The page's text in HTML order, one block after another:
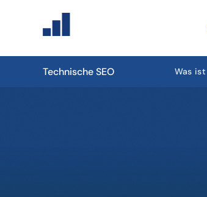
Technische SEO Was ist